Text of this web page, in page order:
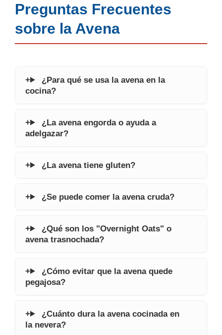
Preguntas Frecuentes
sobre la Avena
¿Para qué se usa la avena en la
cocina?
¿La avena engorda o ayuda a
adelgazar?
¿La avena tiene gluten?
¿Se puede comer la avena cruda?
¿Qué son los "Overnight Oats" o
avena trasnochada?
¿Cómo evitar que la avena quede
pegajosa?
¿Cuánto dura la avena cocinada en
la nevera?